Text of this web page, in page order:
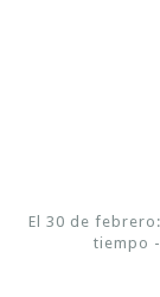
El 30 de
tiempo